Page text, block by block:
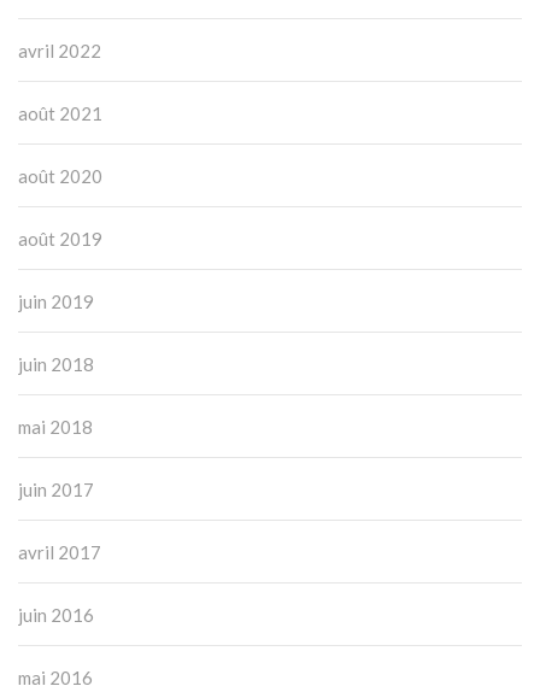
avril 2022
août 2021
août 2020
août 2019
juin 2019
juin 2018
mai 2018
juin 2017
avril 2017
juin 2016
mai 2016